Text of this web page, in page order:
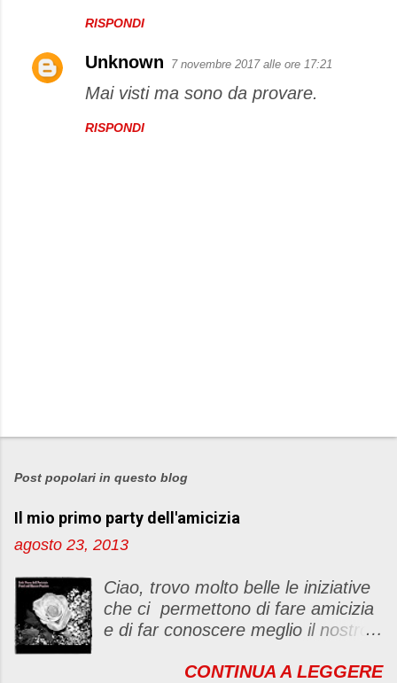
RISPONDI
Unknown 7 novembre 2017 alle ore 17:21
Mai visti ma sono da provare.
RISPONDI
P
s
a
u
c
o
m
m
Post popolari in questo blog
Il mio primo party dell'amicizia
agosto 23, 2013
Ciao, trovo molto belle le iniziative
che ci permettono di fare amicizia
e di far conoscere meglio il nostro
un "party" dell'amicizia .... Mi
CONTINUA A LEGGERE